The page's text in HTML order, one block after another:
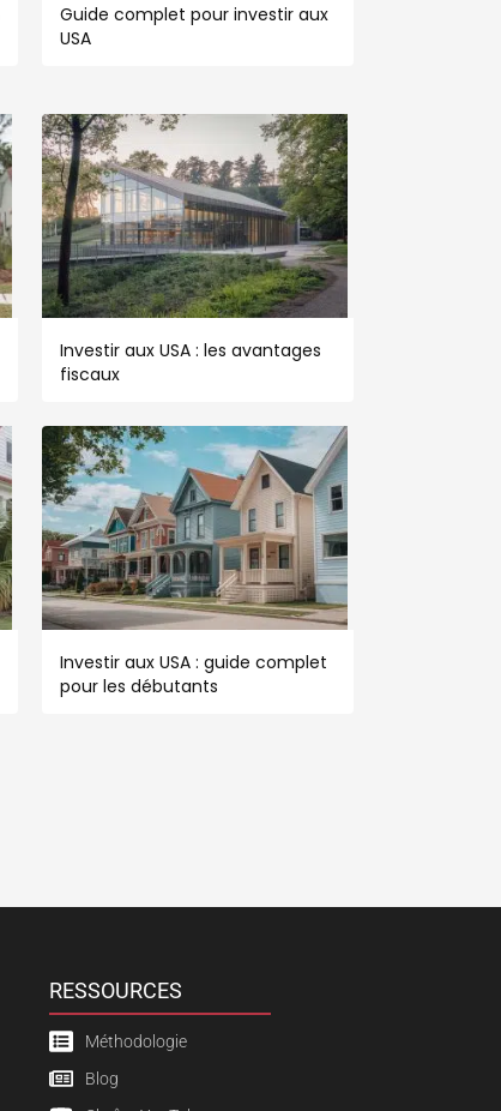
Guide complet pour investir aux
USA
Investir aux USA : les avantages
fiscaux
Investir aux USA : guide complet
pour les débutants
RESSOURCES
Méthodologie
Blog